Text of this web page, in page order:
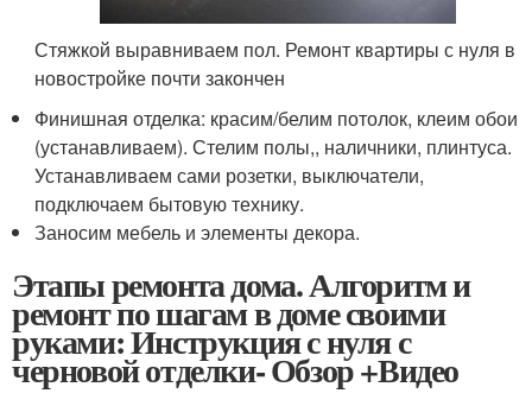
Стяжкой выравниваем пол. Ремонт квартиры с нуля в
новостройке почти закончен
Финишная отделка: красим/белим потолок, клеим обои
(устанавливаем). Стелим полы,, наличники, плинтуса.
Устанавливаем сами розетки, выключатели,
подключаем бытовую технику.
Заносим мебель и элементы декора.
Этапы ремонта дома. Алгоритм и
ремонт по шагам в доме своими
руками: Инструкция с нуля с
черновой отделки- Обзор +Видео